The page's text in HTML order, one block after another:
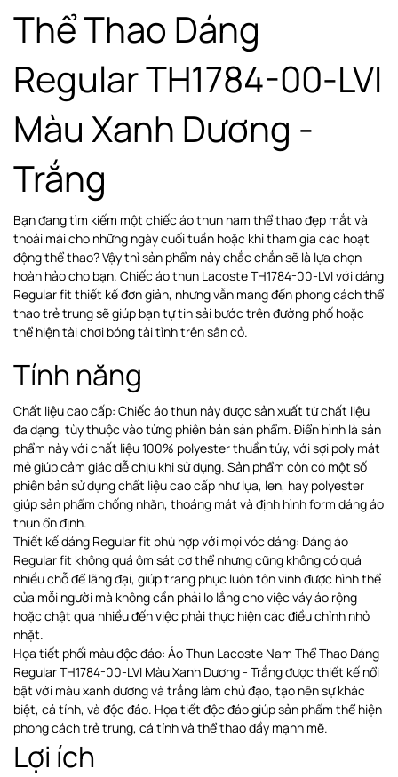
Thể Thao Dáng
Regular TH1784-00-LVI
Màu Xanh Dương -
Trắng
Bạn đang tìm kiếm một chiếc áo thun nam thể thao đẹp mắt và
thoải mái cho những ngày cuối tuần hoặc khi tham gia các hoạt
động thể thao? Vậy thì sản phẩm này chắc chắn sẽ là lựa chọn
hoàn hảo cho bạn. Chiếc áo thun Lacoste TH1784-00-LVI với dáng
Regular fit thiết kế đơn giản, nhưng vẫn mang đến phong cách thể
thao trẻ trung sẽ giúp bạn tự tin sải bước trên đường phố hoặc
thể hiện tài chơi bóng tài tình trên sân cỏ.
Tính năng
Chất liệu cao cấp: Chiếc áo thun này được sản xuất từ chất liệu
đa dạng, tùy thuộc vào từng phiên bản sản phẩm. Điển hình là sản
phẩm này với chất liệu 100% polyester thuần túy, với sợi poly mát
mẻ giúp cảm giác dễ chịu khi sử dụng. Sản phẩm còn có một số
phiên bản sử dụng chất liệu cao cấp như lụa, len, hay polyester
giúp sản phẩm chống nhăn, thoáng mát và định hình form dáng áo
thun ổn định.
Thiết kế dáng Regular fit phù hợp với mọi vóc dáng: Dáng áo
Regular fit không quá ôm sát cơ thể nhưng cũng không có quá
nhiều chỗ để lãng đại, giúp trang phục luôn tôn vinh được hình thể
của mỗi người mà không cần phải lo lắng cho việc váy áo rộng
hoặc chật quá nhiều đến việc phải thực hiện các điều chỉnh nhỏ
nhặt.
Họa tiết phối màu độc đáo: Áo Thun Lacoste Nam Thể Thao Dáng
Regular TH1784-00-LVI Màu Xanh Dương - Trắng được thiết kế nổi
bật với màu xanh dương và trắng làm chủ đạo, tạo nên sự khác
biệt, cá tính, và độc đáo. Họa tiết độc đáo giúp sản phẩm thể hiện
phong cách trẻ trung, cá tính và thể thao đầy mạnh mẽ.
Lợi ích